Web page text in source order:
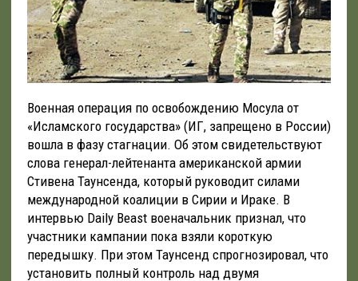
Военная операция по освобождению Мосула от
«Исламского государства» (ИГ, запрещено в России)
вошла в фазу стагнации. Об этом свидетельствуют
слова генерал-лейтенанта американской армии
Стивена Таунсенда, который руководит силами
международной коалиции в Сирии и Ираке. В
интервью Daily Beast военачальник признал, что
участники кампании пока взяли короткую
передышку. При этом Таунсенд спрогнозировал, что
установить полный контроль над двумя